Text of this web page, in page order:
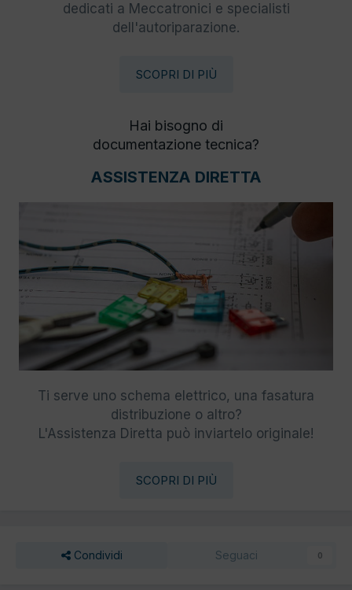
dedicati a Meccatronici e specialisti
dell'autoriparazione.
SCOPRI DI PIÙ
Hai bisogno di
documentazione tecnica?
ASSISTENZA DIRETTA
Ti serve uno schema elettrico, una fasatura
distribuzione o altro?
L'Assistenza Diretta può inviartelo originale!
SCOPRI DI PIÙ
Condividi Seguaci 0